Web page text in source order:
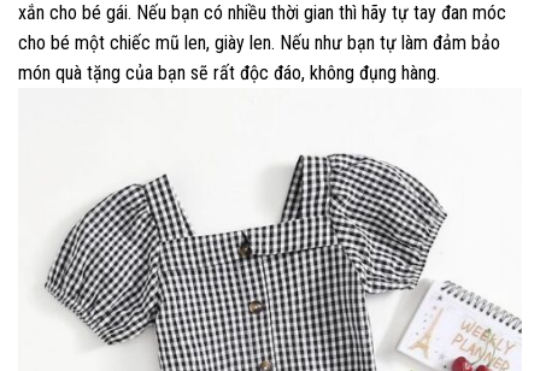
xắn cho bé gái. Nếu bạn có nhiều thời gian thì hãy tự tay đan móc
cho bé một chiếc mũ len, giày len. Nếu như bạn tự làm đảm bảo
món quà tặng của bạn sẽ rất độc đáo, không đụng hàng.